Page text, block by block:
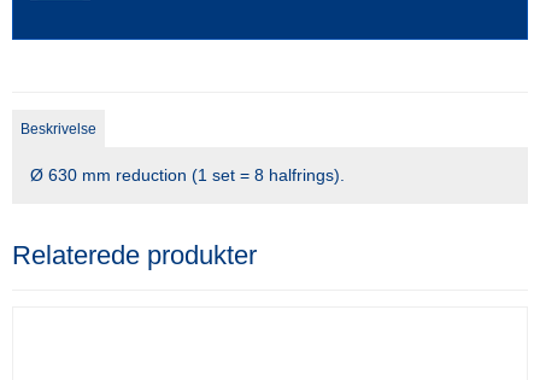
Beskrivelse
Ø 630 mm reduction (1 set = 8 halfrings).
Relaterede produkter